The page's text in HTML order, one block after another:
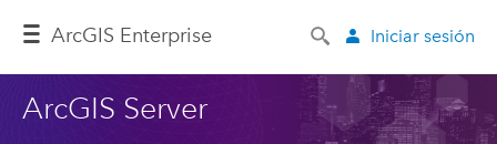
ArcGIS Enterprise Iniciar sesión
ArcGIS Server